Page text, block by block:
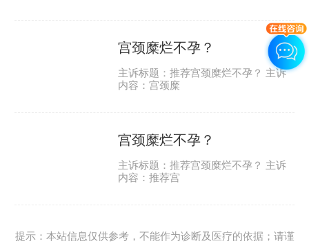
宫颈糜烂不孕？
主诉标题：推荐宫颈糜烂不孕？ 主诉
内容：宫颈糜
宫颈糜烂不孕？
主诉标题：推荐宫颈糜烂不孕？ 主诉
内容：推荐宫
提示：本站信息仅供参考，不能作为诊断及医疗的依据；请谨